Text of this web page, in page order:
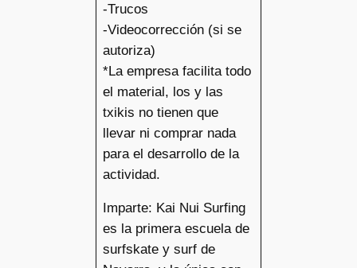
-Trucos
-Videocorrección (si se
autoriza)
*La empresa facilita todo
el material, los y las
txikis no tienen que
llevar ni comprar nada
para el desarrollo de la
actividad.
Imparte: Kai Nui Surfing
es la primera escuela de
surfskate y surf de